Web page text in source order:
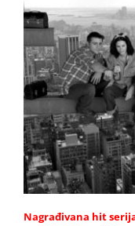
Nagrađivana hit